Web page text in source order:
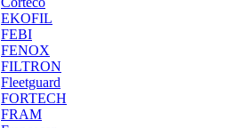
EKOFIL
FEBI
FENOX
FILTRON
Fleetguard
FORTECH
FRAM